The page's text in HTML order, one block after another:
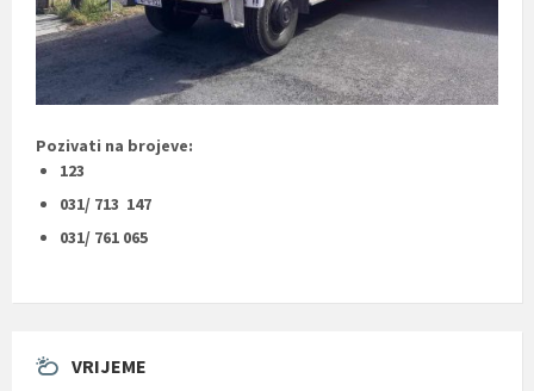
Pozivati na brojeve:
123
031/ 713 147
031/ 761 065
VRIJEME